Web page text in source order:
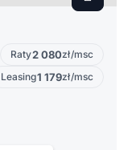
Raty2 080zł/msc
Leasing1 179zł/msc